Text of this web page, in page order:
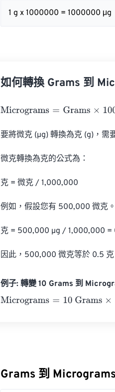
1 g x 1000000 = 1000000 μg
如何轉換 Grams 到
Micrograms=Grams×1000000
要將微克 (µg) 轉換為克 (g)，需
微克轉換為克的公式為：
克 = 微克 / 1,000,000
例如，假設您有 500,000 微克
克 = 500,000 µg / 1,000,000 =
因此，500,000 微克等於 0.5 克
例子: 轉變 10 Grams 到
Micrograms=10 Grams×
Grams 到